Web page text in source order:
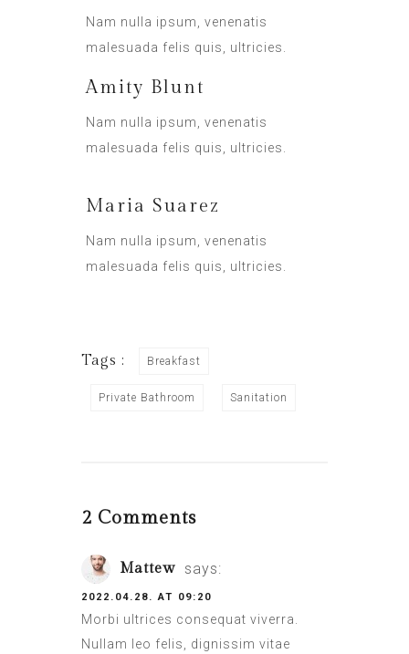
Nam nulla ipsum, venenatis
malesuada felis quis, ultricies.
Amity Blunt
Nam nulla ipsum, venenatis
malesuada felis quis, ultricies.
Maria Suarez
Nam nulla ipsum, venenatis
malesuada felis quis, ultricies.
Tags : Breakfast
Private Bathroom Sanitation
2 Comments
Mattew says:
2022.04.28. AT 09:20
Morbi ultrices consequat viverra.
Nullam leo felis, dignissim vitae